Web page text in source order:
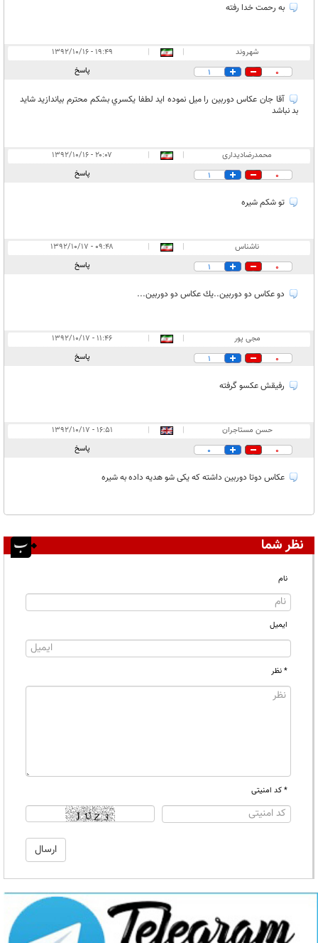
به رحمت خدا رفته
شهروند |
|
۱۹:۴۹ - ۱۳۹۲/۱۰/۱۶
0
1 پاسخ
آقا جان عكاس دوربين را ميل نموده ايد لطفا يكسري بشكم محترم بياندازيد شايد
بد نباشد
محمدرضادیداری |
|
۲۰:۰۷ - ۱۳۹۲/۱۰/۱۶
0
1 پاسخ
تو شکم شیره
ناشناس |
|
۰۹:۴۸ - ۱۳۹۲/۱۰/۱۷
0
1 پاسخ
دو عكاس دو دوربين..يك عكاس دو دوربين...
مجی پور |
|
۱۱:۴۶ - ۱۳۹۲/۱۰/۱۷
0
1 پاسخ
رفیقش عکسو گرفته
حسن مستاجران |
|
۱۶:۵۱ - ۱۳۹۲/۱۰/۱۷
0
0 پاسخ
عکاس دوتا دوربین داشته که یکی شو هدیه داده به شیره
نظر شما
نام
ایمیل
* نظر
* کد امنیتی